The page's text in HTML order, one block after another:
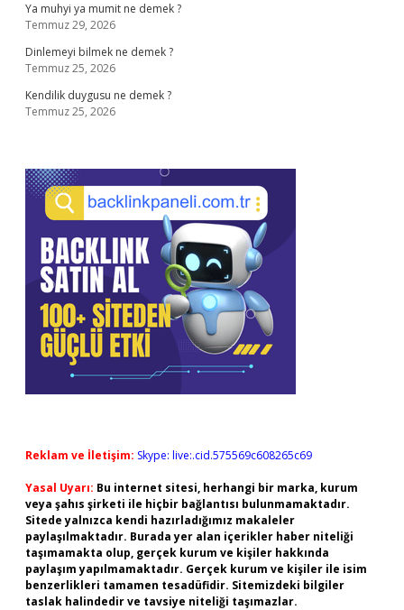
Ya muhyi ya mumit ne demek ?
Temmuz 29, 2026
Dinlemeyi bilmek ne demek ?
Temmuz 25, 2026
Kendilik duygusu ne demek ?
Temmuz 25, 2026
Reklam ve İletişim: Skype: live:.cid.575569c608265c69
Yasal Uyarı: Bu internet sitesi, herhangi bir marka, kurum
veya şahıs şirketi ile hiçbir bağlantısı bulunmamaktadır.
Sitede yalnızca kendi hazırladığımız makaleler
paylaşılmaktadır. Burada yer alan içerikler haber niteliği
taşımamakta olup, gerçek kurum ve kişiler hakkında
paylaşım yapılmamaktadır. Gerçek kurum ve kişiler ile isim
benzerlikleri tamamen tesadüfidir. Sitemizdeki bilgiler
taslak halindedir ve tavsiye niteliği taşımazlar.